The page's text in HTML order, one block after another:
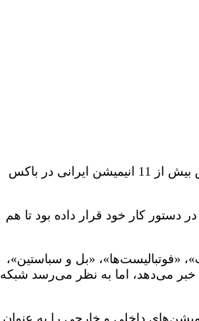
شبکه پویا، به عنوان تنها شبکه‌ی اختصاصی انیمیشن در ایران، با پخش بیش از 11 انیمیشن ایرانی در باکس
کار خود قرار داده بود تا هم
«فوتبالیست‌ها»، «بل و سباستین»،
خبر می‌دهد،‌ اما به نظر می‌رسد شبکه
ذائقه‌ی مخاطب ایرانی خبر داده و نسبت 60 به 40 درصد در پخش انیمیشن‌های داخلی و خارجی را به عنوان